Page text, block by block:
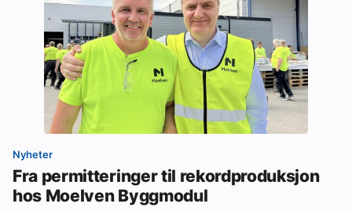
Nyheter
Fra permitteringer til rekordproduksjon
hos Moelven Byggmodul